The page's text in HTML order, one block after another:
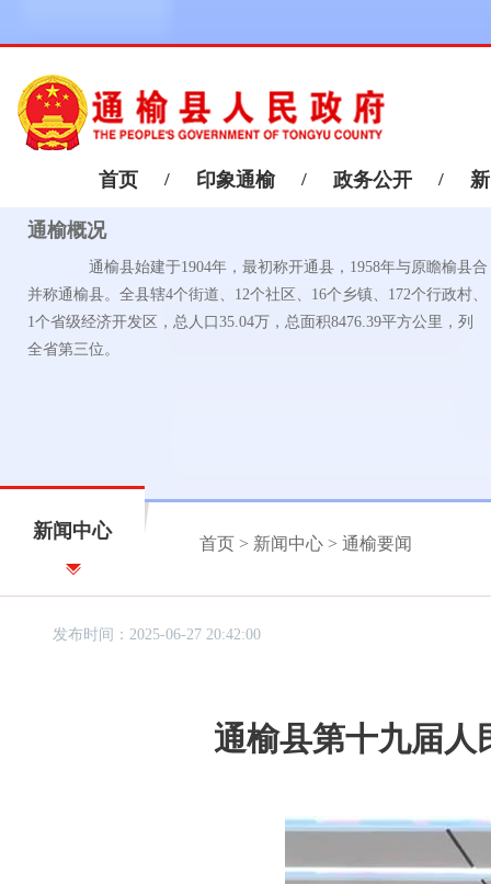
首页 / 印象通榆 / 政务公开 /
通榆概况
通榆县始建于1904年，最初称开通县，1958年与原瞻榆县合
并称通榆县。全县辖4个街道、12个社区、16个乡镇、172个行政村、
1个省级经济开发区，总人口35.04万，总面积8476.39平方公里，列
全省第三位。
新闻中心
首页 > 新闻中心 > 通榆要闻
发布时间：2025-06-27 20:42:00
通榆县第十九届人